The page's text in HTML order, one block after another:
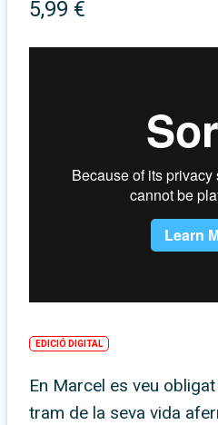
5,99 €
EDICIÓ DIGITAL
En Marcel es veu
tram de la seva vida